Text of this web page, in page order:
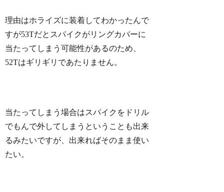
理由はホライズに装着してわかったんで
すが53Tだとスパイクがリングカバーに
当たってしまう可能性があるのため、
52Tはギリギリであたりません。
当たってしまう場合はスパイクをドリル
でもんで外してしまうということも出来
るみたいですが、出来ればそのまま使い
たい。